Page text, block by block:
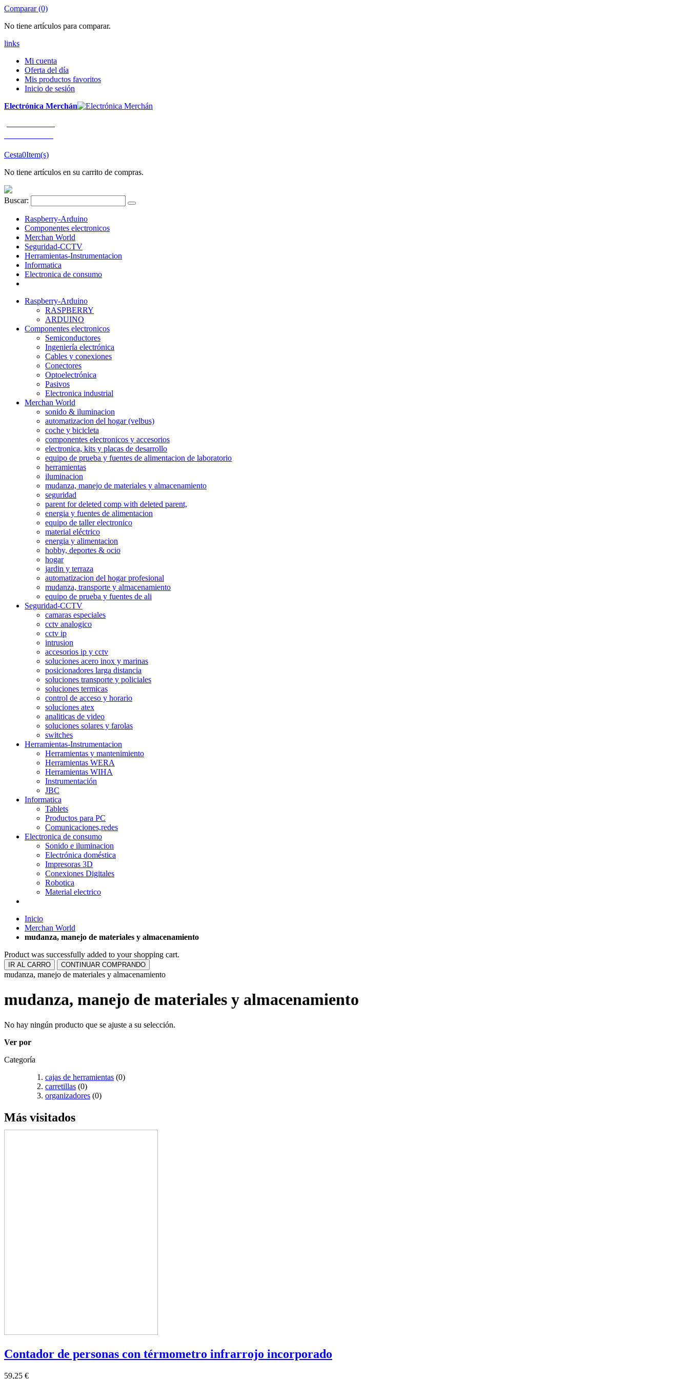
Comparar (0)
No tiene artículos para comparar.
links
Mi cuenta
Oferta del día
Mis productos favoritos
Inicio de sesión
Electrónica Merchán
Cesta0Item(s)
No tiene artículos en su carrito de compras.
Buscar:
Raspberry-Arduino
Componentes electronicos
Merchan World
Seguridad-CCTV
Herramientas-Instrumentacion
Informatica
Electronica de consumo
Raspberry-Arduino
RASPBERRY
ARDUINO
Componentes electronicos
Semiconductores
Ingeniería electrónica
Cables y conexiones
Conectores
Optoelectrónica
Pasivos
Electronica industrial
Merchan World
sonido & iluminacion
automatizacion del hogar (velbus)
coche y bicicleta
componentes electronicos y accesorios
electronica, kits y placas de desarrollo
equipo de prueba y fuentes de alimentacion de laboratorio
herramientas
iluminacion
mudanza, manejo de materiales y almacenamiento
seguridad
parent for deleted comp with deleted parent,
energia y fuentes de alimentacion
equipo de taller electronico
material eléctrico
energia y alimentacion
hobby, deportes & ocio
hogar
jardin y terraza
automatizacion del hogar profesional
mudanza, transporte y almacenamiento
equipo de prueba y fuentes de ali
Seguridad-CCTV
camaras especiales
cctv analogico
cctv ip
intrusion
accesorios ip y cctv
soluciones acero inox y marinas
posicionadores larga distancia
soluciones transporte y policiales
soluciones termicas
control de acceso y horario
soluciones atex
analiticas de video
soluciones solares y farolas
switches
Herramientas-Instrumentacion
Herramientas y mantenimiento
Herramientas WERA
Herramientas WIHA
Instrumentación
JBC
Informatica
Tablets
Productos para PC
Comunicaciones,redes
Electronica de consumo
Sonido e iluminacion
Electrónica doméstica
Impresoras 3D
Conexiones Digitales
Robotica
Material electrico
Inicio
Merchan World
mudanza, manejo de materiales y almacenamiento
Product was successfully added to your shopping cart.
IR AL CARRO CONTINUAR COMPRANDO
mudanza, manejo de materiales y almacenamiento
mudanza, manejo de materiales y almacenamiento
No hay ningún producto que se ajuste a su selección.
Ver por
Categoría
cajas de herramientas (0)
carretillas (0)
organizadores (0)
Más visitados
Contador de personas con térmometro infrarrojo incorporado
59,25 €